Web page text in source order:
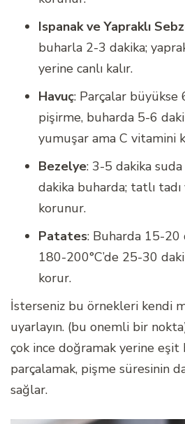
Ispanak ve Yapraklı
buharla 2-3 dakika;
yerine canlı kalır.
Havuç: Parçalar büyükse
pişirme, buharda 5-6
yumuşar ama C vitamini
Bezelye: 3-5 dakika
dakika buharda; tatlı
korunur.
Patates: Buharda 15-20
180-200°C’de 25-30
korur.
İsterseniz bu örnekleri kendi
uyarlayın. (bu onemli bir
çok ince doğramak yerine
parçalamak, pişme süresinin
sağlar.